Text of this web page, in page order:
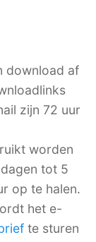
download af
zijn 72 uur
worden
tot 5
op te halen.
het e-
te sturen